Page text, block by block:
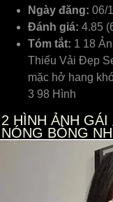
Ngày đăng: 06/
Đánh giá: 4.85
Tóm tắt: 1 18
Thiếu Vải Đẹp
mặc hở hang
3 98 Hình
2 HÌNH ẢNH GÁI
NÓNG BỎNG